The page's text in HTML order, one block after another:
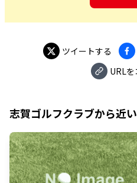
ツイートする
URLを
志賀ゴルフクラブから近